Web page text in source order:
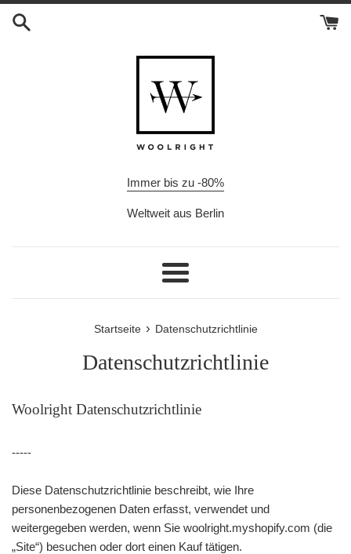
Direkt
zum
Immer bis zu -80%
Weltweit aus Berlin
Menü
Startseite › Datenschutzrichtlinie
Datenschutzrichtlinie
Woolright Datenschutzrichtlinie
-----
Diese Datenschutzrichtlinie beschreibt, wie Ihre
personenbezogenen Daten erfasst, verwendet und
weitergegeben werden, wenn Sie woolright.myshopify.com (die
„Site“) besuchen oder dort einen Kauf tätigen.